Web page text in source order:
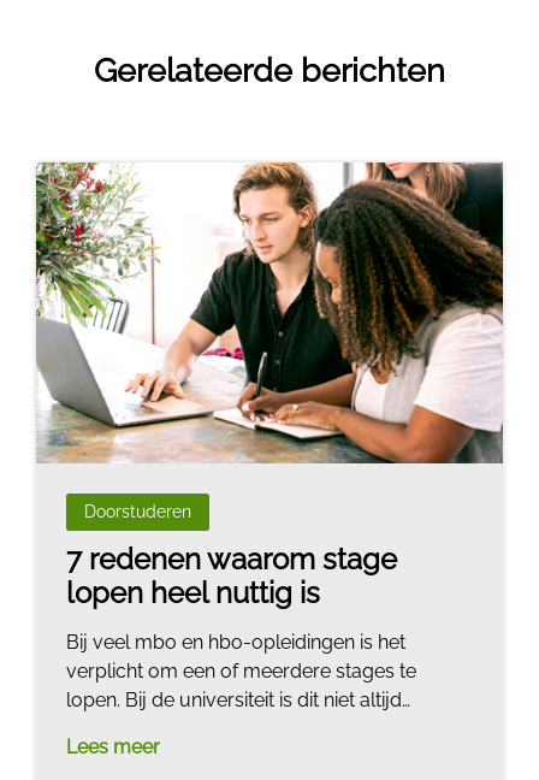
Gerelateerde berichten
Doorstuderen
7 redenen waarom stage
lopen heel nuttig is
Bij veel mbo en hbo-opleidingen is het
verplicht om een of meerdere stages te
lopen. Bij de universiteit is dit niet altijd
stage te gaan lopen. Stage lopen is namelijk
Lees meer